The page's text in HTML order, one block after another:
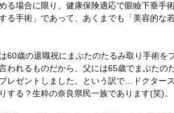
る場合に限り、健康保険適応で眼瞼下垂手
る手術」であって、あくまでも「美容的な
60歳の退職祝にまぶたのたるみ取り手術を
われるものだから、父には65歳でまぶたの
レゼントしました。という訳で…ドクター
する？生粋の奈良県民一族であります(笑)。